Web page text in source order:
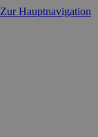
Zur Hauptnavigation